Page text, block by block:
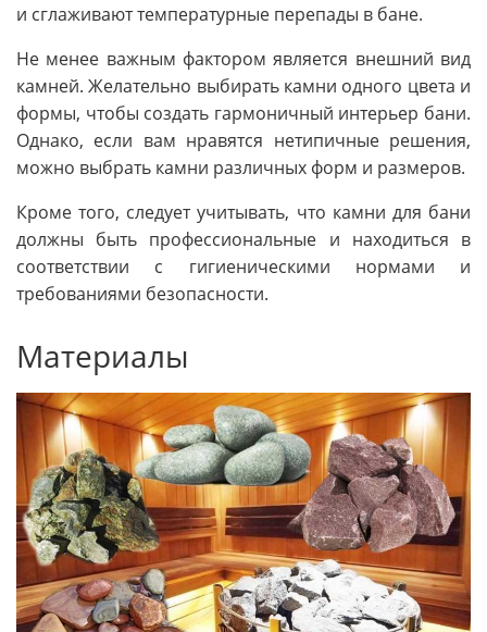
и сглаживают температурные перепады в бане.
Не менее важным фактором является внешний вид
камней. Желательно выбирать камни одного цвета и
формы, чтобы создать гармоничный интерьер бани.
Однако, если вам нравятся нетипичные решения,
можно выбрать камни различных форм и размеров.
Кроме того, следует учитывать, что камни для бани
должны быть профессиональные и находиться в
соответствии с гигиеническими нормами и
требованиями безопасности.
Материалы